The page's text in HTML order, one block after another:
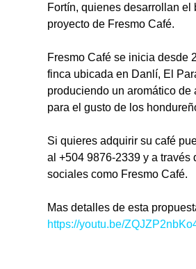
Fortín, quienes desarrollan el
proyecto de Fresmo Café.
Fresmo Café se inicia desde
finca ubicada en Danlí, El
produciendo un aromático de
para el gusto de los
Si quieres adquirir su café
al +504 9876-2339 y a través
sociales como Fresmo Café.
Mas detalles de esta
https://youtu.be/